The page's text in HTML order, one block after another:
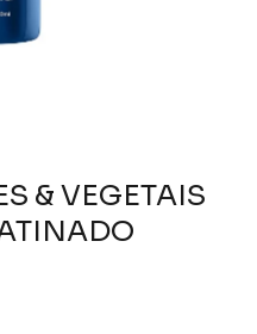
& VEGETAIS